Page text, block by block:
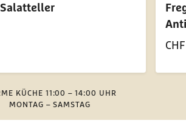
KÜCHE 11:00 – 14:00 UHR
MONTAG – SAMSTAG